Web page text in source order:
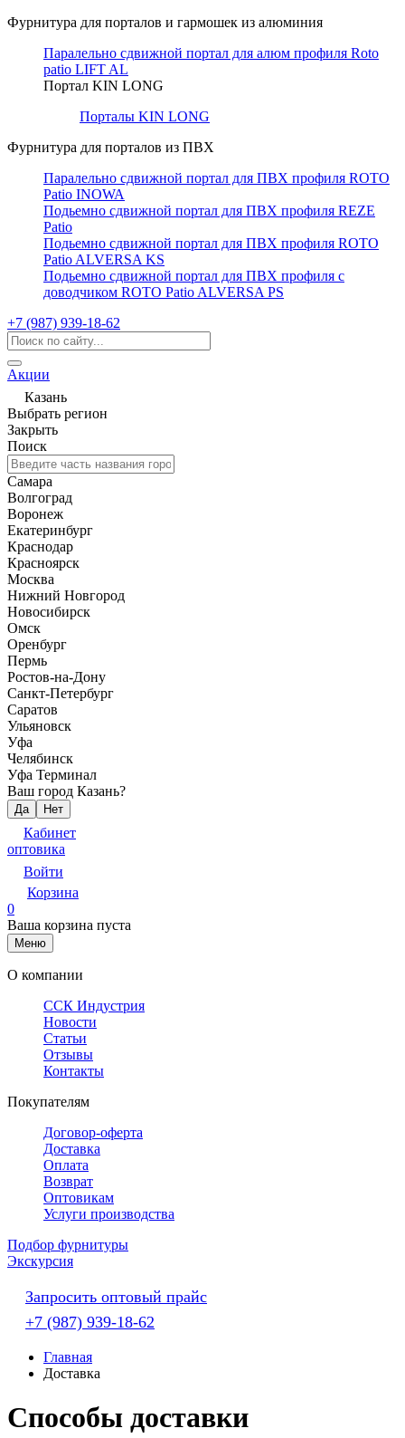
Фурнитура для порталов и гармошек из алюминия
Паралельно сдвижной портал для алюм профиля Roto
patio LIFT AL
Портал KIN LONG
Порталы KIN LONG
Фурнитура для порталов из ПВХ
Паралельно сдвижной портал для ПВХ профиля ROTO
Patio INOWA
Подьемно сдвижной портал для ПВХ профиля REZE
Patio
Подьемно сдвижной портал для ПВХ профиля ROTO
Patio ALVERSA KS
Подьемно сдвижной портал для ПВХ профиля с
доводчиком ROTO Patio ALVERSA PS
+7 (987) 939-18-62
Акции
Казань
Выбрать регион
Закрыть
Поиск
Самара
Волгоград
Воронеж
Екатеринбург
Краснодар
Красноярск
Москва
Нижний Новгород
Новосибирск
Омск
Оренбург
Пермь
Ростов-на-Дону
Санкт-Петербург
Саратов
Ульяновск
Уфа
Челябинск
Уфа Терминал
Ваш город Казань?
Да Нет
Кабинет
оптовика
Войти
Корзина
0
Ваша корзина пуста
Меню
О компании
ССК Индустрия
Новости
Статьи
Отзывы
Контакты
Покупателям
Договор-оферта
Доставка
Оплата
Возврат
Оптовикам
Услуги производства
Подбор фурнитуры
Экскурсия
Запросить оптовый прайс
+7 (987) 939-18-62
Главная
Доставка
Способы доставки